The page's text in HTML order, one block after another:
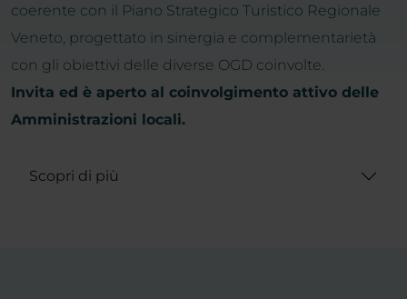
coerente con il Piano Strategico Turistico Regionale
Veneto, progettato in sinergia e complementarietà
con gli obiettivi delle diverse OGD coinvolte.
Invita ed è aperto al coinvolgimento attivo delle
Amministrazioni locali.
Scopri di più